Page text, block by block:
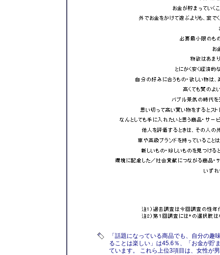
「話題になっている商品でも、自分の
ることは楽しい」は45.6％、「お金が貯
ています。 これら上位3項目は、女性が